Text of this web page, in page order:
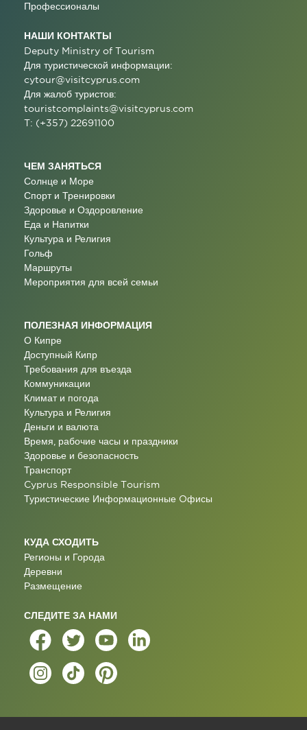
Профессионалы
НАШИ КОНТАКТЫ
Deputy Ministry of Tourism
Для туристической информации:
cytour@visitcyprus.com
Для жалоб туристов:
touristcomplaints@visitcyprus.com
T: (+357) 22691100
ЧЕМ ЗАНЯТЬСЯ
Солнце и Море
Спорт и Тренировки
Здоровье и Оздоровление
Еда и Напитки
Культура и Религия
Гольф
Маршруты
Мероприятия для всей семьи
ПОЛЕЗНАЯ ИНФОРМАЦИЯ
О Кипре
Доступный Кипр
Требования для въезда
Коммуникации
Климат и погода
Культура и Религия
Деньги и валюта
Время, рабочие часы и праздники
Здоровье и безопасность
Транспорт
Cyprus Responsible Tourism
Туристические Информационные Oфисы
КУДА СХОДИТЬ
Регионы и Города
Деревни
Размещение
СЛЕДИТЕ ЗА НАМИ